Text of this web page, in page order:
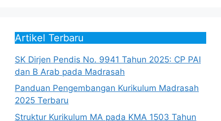
Artikel Terbaru
SK Dirjen Pendis No. 9941 Tahun 2025: CP PAI
dan B Arab pada Madrasah
Panduan Pengembangan Kurikulum Madrasah
2025 Terbaru
Struktur Kurikulum MA pada KMA 1503 Tahun